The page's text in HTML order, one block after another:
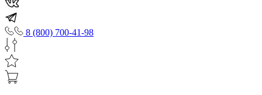
8 (800) 700-41-98